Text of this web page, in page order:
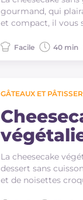
gourmand, qui
et compact, il vous
Facile 40 min
GÂTEAUX ET
La cheesecake
dessert sans
et de noisettes